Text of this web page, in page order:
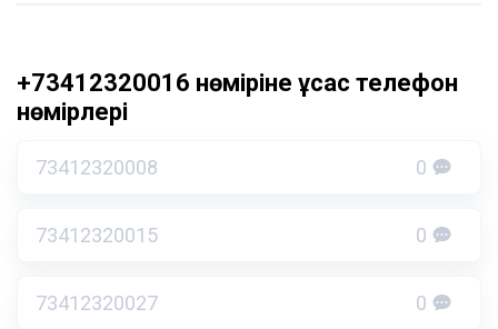
+73412320016 нөміріне ұқсас телефон
нөмірлері
73412320008 0
73412320015 0
73412320027 0